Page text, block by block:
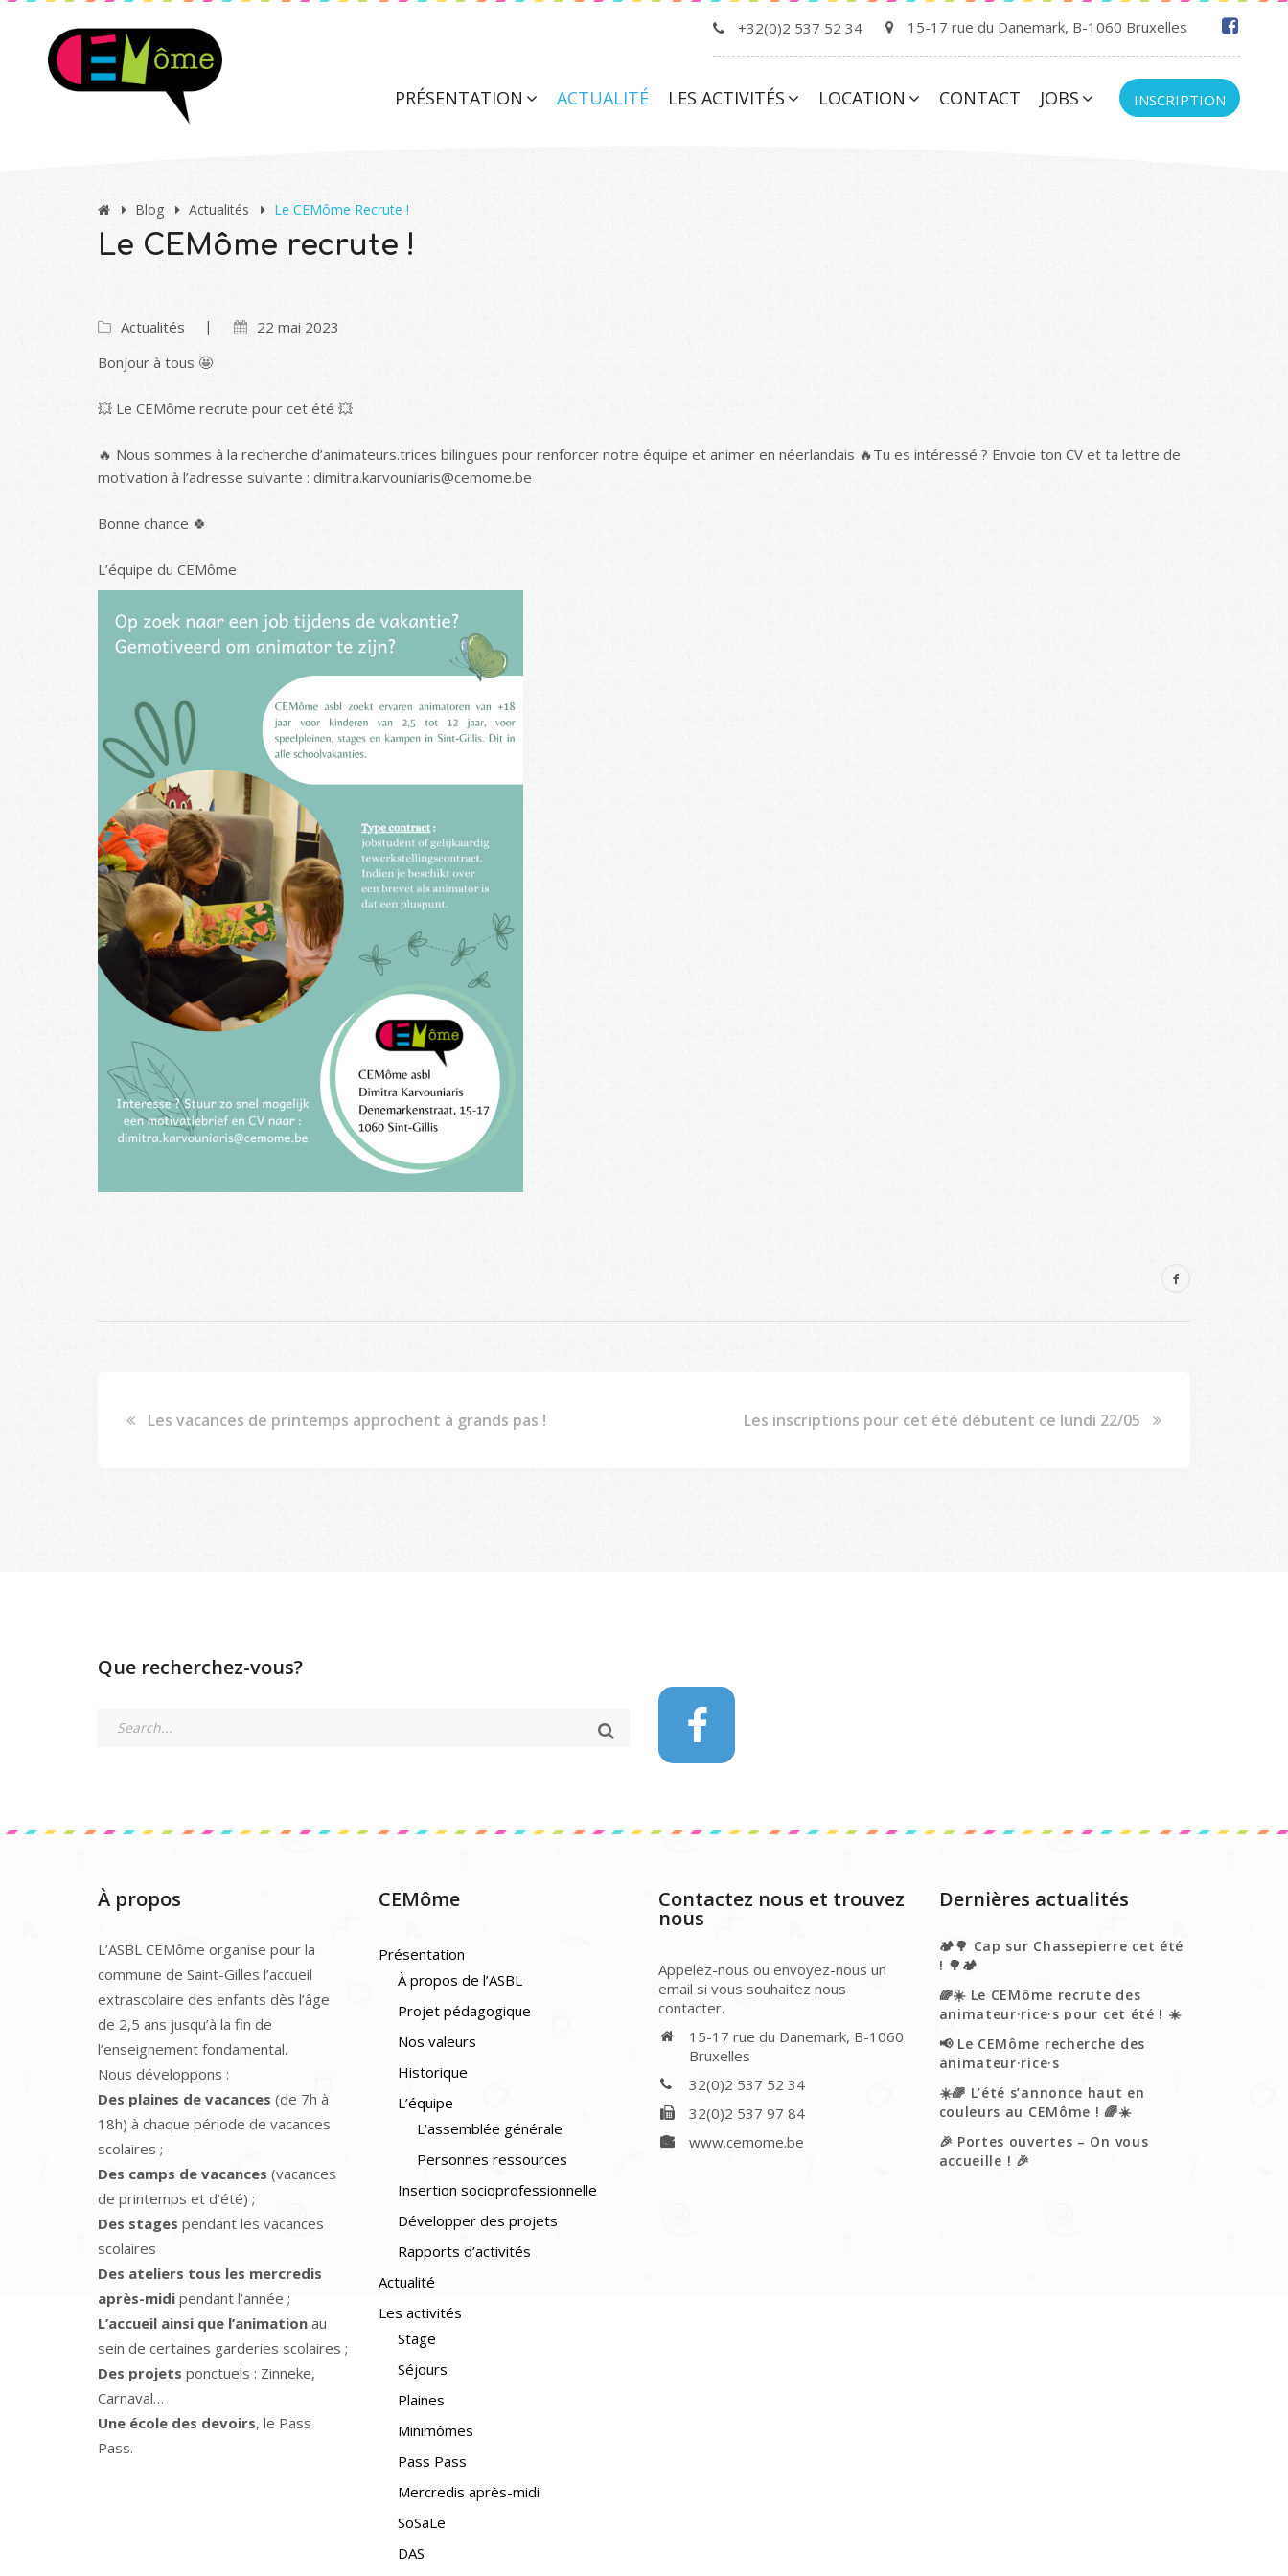
+32(0)2 537 52 34 15-17 rue du Danemark, B-1060 Bruxelles
PRÉSENTATION ACTUALITÉ LES ACTIVITÉS LOCATION CONTACT JOBS INSCRIPTION
Blog Actualités Le CEMôme Recrute !
Le CEMôme recrute !
Actualités
22 mai 2023
Bonjour à tous 🤩
💥 Le CEMôme recrute pour cet été 💥
🔥 Nous sommes à la recherche d’animateurs.trices bilingues pour renforcer notre équipe et animer en néerlandais 🔥Tu es intéressé ? Envoie ton CV et ta lettre de
motivation à l’adresse suivante : dimitra.karvouniaris@cemome.be
Bonne chance 🍀
L’équipe du CEMôme
Les vacances de printemps approchent à grands pas ! Les inscriptions pour cet été débutent ce lundi 22/05
Que recherchez-vous?
À propos
L’ASBL CEMôme organise pour la
commune de Saint-Gilles l’accueil
extrascolaire des enfants dès l’âge
de 2,5 ans jusqu’à la fin de
l’enseignement fondamental.
Nous développons :
Des plaines de vacances (de 7h à
18h) à chaque période de vacances
scolaires ;
Des camps de vacances (vacances
de printemps et d’été) ;
Des stages pendant les vacances
scolaires
Des ateliers tous les mercredis
après-midi pendant l’année ;
L’accueil ainsi que l’animation au
sein de certaines garderies scolaires ;
Des projets ponctuels : Zinneke,
Carnaval…
Une école des devoirs, le Pass
Pass.
CEMôme
Présentation
À propos de l’ASBL
Projet pédagogique
Nos valeurs
Historique
L’équipe
L’assemblée générale
Personnes ressources
Insertion socioprofessionnelle
Développer des projets
Rapports d’activités
Actualité
Les activités
Stage
Séjours
Plaines
Minimômes
Pass Pass
Mercredis après-midi
SoSaLe
DAS
Contactez nous et trouvez
nous
Appelez-nous ou envoyez-nous un
email si vous souhaitez nous
contacter.
15-17 rue du Danemark, B-1060
Bruxelles
32(0)2 537 52 34
32(0)2 537 97 84
www.cemome.be
Dernières actualités
🏕️🌳 Cap sur Chassepierre cet été
! 🌳🏕️
🌈☀️ Le CEMôme recrute des
animateur·rice·s pour cet été ! ☀️
📢 Le CEMôme recherche des
animateur·rice·s
☀️🌈 L’été s’annonce haut en
couleurs au CEMôme ! 🌈☀️
🎉 Portes ouvertes – On vous
accueille ! 🎉